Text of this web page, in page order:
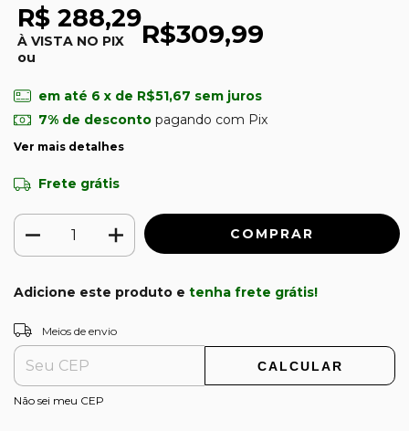
R$ 288,29
À VISTA NO PIX
ou
R$309,99
em até 6 x de R$51,67 sem juros
7% de descontopagando com Pix
Ver mais detalhes
Frete grátis
Adicione este produto e tenha frete grátis!
Entregas para o CEP:
Meios de envio
CALCULAR
Não sei meu CEP